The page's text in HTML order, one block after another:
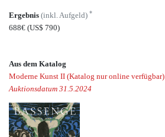
Ergebnis (inkl. Aufgeld) *
688€ (US$ 790)
Aus dem Katalog
Moderne Kunst II (Katalog nur online verfügbar)
Auktionsdatum 31.5.2024